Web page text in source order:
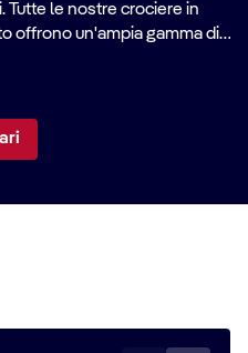
Tutte le nostre crociere in
offrono un'ampia gamma di
città. Scopri il mondo con